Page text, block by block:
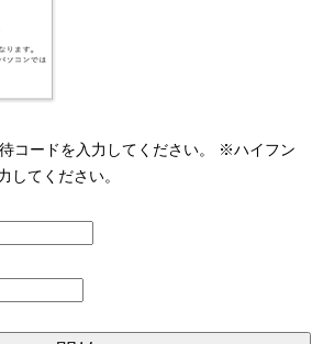
コードを入力してください。 ※ハイフン
してください。